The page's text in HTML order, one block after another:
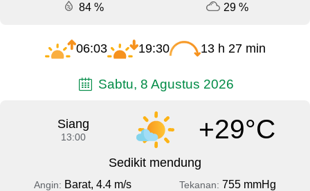
84 %
29 %
06:03 19:30 13 h 27 min
Sabtu, 8 Agustus 2026
Siang
13:00 +29°C
Sedikit mendung
Angin: Barat, 4.4 m/s Tekanan: 755 mmHg